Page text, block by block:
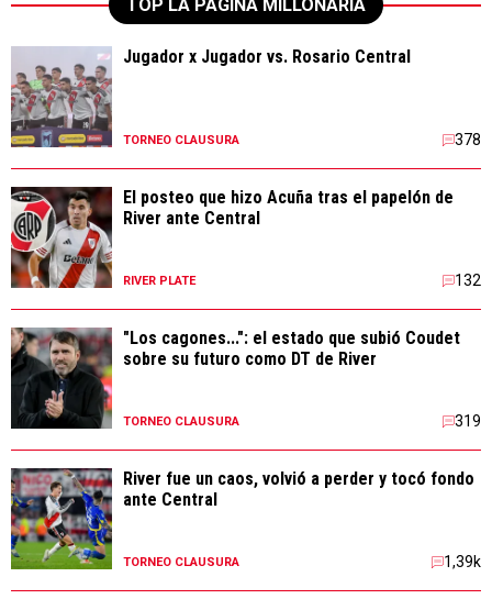
TOP LA PÁGINA MILLONARIA
Jugador x Jugador vs. Rosario Central
TORNEO CLAUSURA 378
El posteo que hizo Acuña tras el papelón de
River ante Central
RIVER PLATE 132
"Los cagones...": el estado que subió Coudet
sobre su futuro como DT de River
TORNEO CLAUSURA 319
River fue un caos, volvió a perder y tocó fondo
ante Central
TORNEO CLAUSURA 1,39k